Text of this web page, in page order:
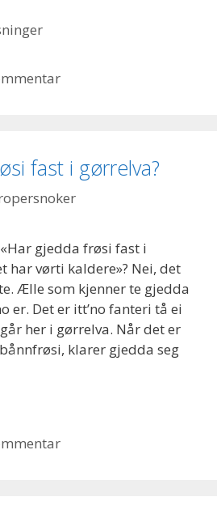
fast i gørrelva?
gjedda frøsi fast i
har vørti kaldere»? Nei, det
Ælle som kjenner te gjedda
er. Det er itt’no fanteri tå ei
her i gørrelva. Når det er
klarer gjedda seg